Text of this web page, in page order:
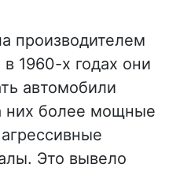
производителем
1960-х годах они
автомобили
них более мощные
Это вывело